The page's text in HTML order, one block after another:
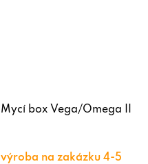
Mycí box Vega/Omega II
výroba na zakázku 4-5